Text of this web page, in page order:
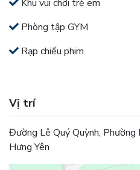
Khu vui chơi trẻ em
Phòng tập GYM
Rạp chiếu phim
Vị trí
Đường Lê Quý Quỳnh, Phường
Hưng Yên